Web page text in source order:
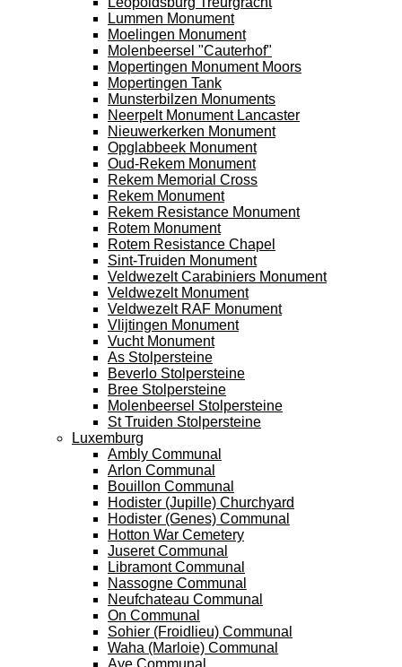
Lummen Monument
Moelingen Monument
Molenbeersel "Cauterhof"
Mopertingen Monument Moors
Mopertingen Tank
Munsterbilzen Monuments
Neerpelt Monument Lancaster
Nieuwerkerken Monument
Opglabbeek Monument
Oud-Rekem Monument
Rekem Memorial Cross
Rekem Monument
Rekem Resistance Monument
Rotem Monument
Rotem Resistance Chapel
Sint-Truiden Monument
Veldwezelt Carabiniers Monument
Veldwezelt Monument
Veldwezelt RAF Monument
Vlijtingen Monument
Vucht Monument
As Stolpersteine
Beverlo Stolpersteine
Bree Stolpersteine
Molenbeersel Stolpersteine
St Truiden Stolpersteine
Luxemburg
Ambly Communal
Arlon Communal
Bouillon Communal
Hodister (Jupille) Churchyard
Hodister (Genes) Communal
Hotton War Cemetery
Juseret Communal
Libramont Communal
Nassogne Communal
Neufchateau Communal
On Communal
Sohier (Froidlieu) Communal
Waha (Marloie) Communal
Aye Communal